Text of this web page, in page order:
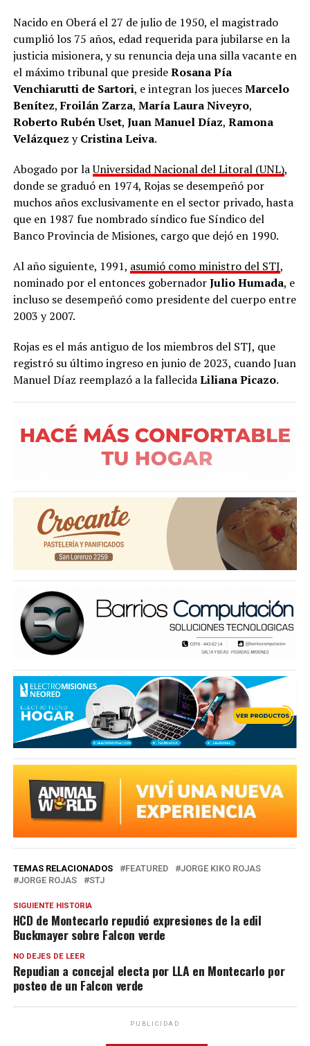
Nacido en Oberá el 27 de julio de 1950, el magistrado
cumplió los 75 años, edad requerida para jubilarse en la
justicia misionera, y su renuncia deja una silla vacante en
el máximo tribunal que presideRosana Pía
Venchiarutti de Sartori, e integran los juecesMarcelo
Benítez,Froilán Zarza, María Laura Niveyro,
Roberto Rubén Uset, Juan Manuel Díaz, Ramona
Velázquez yCristina Leiva.
Abogado por laUniversidad Nacional del Litoral (UNL),
donde se graduó en 1974, Rojas se desempeñó por
muchos años exclusivamente en el sector privado, hasta
que en 1987 fue nombrado síndico fue Síndico del
Banco Provincia de Misiones, cargo que dejó en 1990.
Al año siguiente, 1991, asumió como ministro del STJ,
nominado por el entonces gobernadorJulio Humada, e
incluso se desempeñó como presidente del cuerpo entre
2003 y 2007.
Rojas es el más antiguo de los miembros del STJ, que
registró su último ingreso en junio de 2023, cuando Juan
Manuel Díaz reemplazó a la fallecidaLiliana Picazo.
TEMAS RELACIONADOS FEATURED
JORGE KIKO ROJAS
JORGE ROJAS
STJ
SIGUIENTE HISTORIA
HCD de Montecarlo repudió expresiones de la edil
Buckmayer sobre Falcon verde
NO DEJES DE LEER
Repudian a concejal electa por LLA en Montecarlo por
posteo de un Falcon verde
PUBLICIDAD